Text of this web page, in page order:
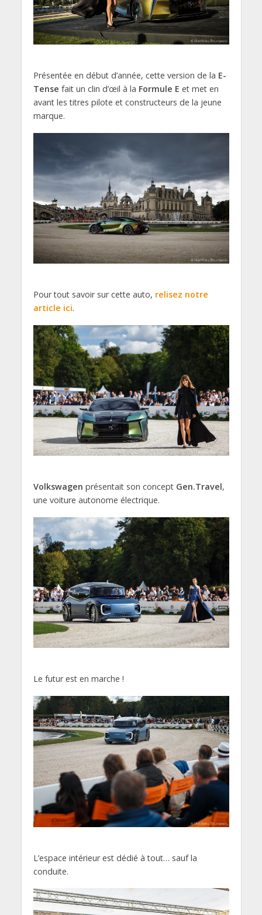
Présentée en début d’année, cette version de la E-
Tense fait un clin d’œil à la Formule E et met en
avant les titres pilote et constructeurs de la jeune
marque.
Pour tout savoir sur cette auto, relisez notre
article ici.
Volkswagen présentait son concept Gen.Travel,
une voiture autonome électrique.
Le futur est en marche !
L’espace intérieur est dédié à tout… sauf la
conduite.